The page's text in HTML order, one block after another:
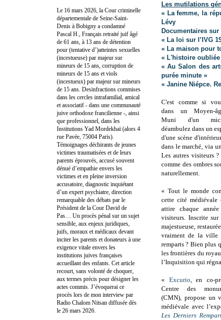
Les mutilations
« La femme, la
Lévy
Documentaires
« La loi sur l’IVG
« La maison pour
« L'histoire
« Au Salon des
purée minute »
« Janine Niépce.
C'est comme si
dans un Moyen-
Muni d'un
déambulez dans un
d'une scène
dans le marché, via
Les autres visiteurs
comme des ombres
naturellement.
« Tout le monde
cette cité médiévale
attire chaque
visiteurs. Inscrite
majestueuse,
vraiment de la ville
remparts ? Bien plus
les frontières du
l’Inquisition qui
« Excurio, en co-
Centre des
(CMN), propose un
médiévale avec
Les Derniers
Le 16 mars 2026, la Cour criminelle
départementale de Seine-Saint-
Denis à Bobigny a condamné
Pascal H., Français retraité juif âgé
de 61 ans, à 13 ans de détention
pour (tentative d’)atteintes sexuelles
(incestueuse) par majeur sur
mineurs de 15 ans, corruption de
mineurs de 15 ans et viols
(incestueux) par majeur sur mineurs
de 15 ans. Desinfractions commises
dans les cercles intrafamilial, amical
et associatif - dans une communauté
juive orthodoxe francilienne -, ainsi
que professionnel, dans les
Institutions Yad Mordekhaï (alors 4
rue Pavée, 75004 Paris).
Témoignages déchirants de jeunes
victimes traumatisées et de leurs
parents éprouvés, accusé souvent
dénué d’empathie envers les
victimes et en pleine inversion
accusatoire, diagnostic inquiétant
d’un expert psychiatre, direction
remarquable des débats par le
Président de la Cour David de
Pas… Un procès pénal sur un sujet
sensible, aux enjeux juridiques,
juifs, moraux et médicaux devant
inciter les parents et donateurs à une
exigence vitale envers les
institutions juives françaises
accueillant des enfants. Cet article
recourt, sans volonté de choquer,
aux termes précis pour désigner les
actes commis. J’évoquerai ce
procès lors de mon interview par
Radio Chalom Nitsan diffusée dès
le 26 mars 2026.